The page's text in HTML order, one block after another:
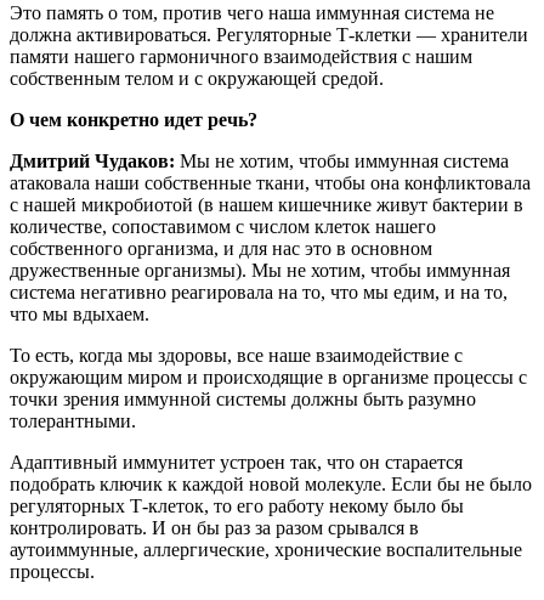
Это память о том, против чего наша иммунная система не
должна активироваться. Регуляторные Т-клетки — хранители
памяти нашего гармоничного взаимодействия с нашим
собственным телом и с окружающей средой.
О чем конкретно идет речь?
Дмитрий Чудаков: Мы не хотим, чтобы иммунная система
атаковала наши собственные ткани, чтобы она конфликтовала
с нашей микробиотой (в нашем кишечнике живут бактерии в
количестве, сопоставимом с числом клеток нашего
собственного организма, и для нас это в основном
дружественные организмы). Мы не хотим, чтобы иммунная
система негативно реагировала на то, что мы едим, и на то,
что мы вдыхаем.
То есть, когда мы здоровы, все наше взаимодействие с
окружающим миром и происходящие в организме процессы с
точки зрения иммунной системы должны быть разумно
толерантными.
Адаптивный иммунитет устроен так, что он старается
подобрать ключик к каждой новой молекуле. Если бы не было
регуляторных Т-клеток, то его работу некому было бы
контролировать. И он бы раз за разом срывался в
аутоиммунные, аллергические, хронические воспалительные
процессы.